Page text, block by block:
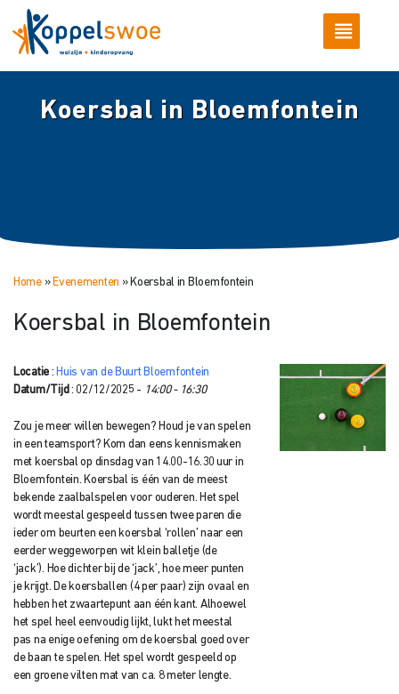
Koersbal in Bloemfontein
Home» Evenementen » Koersbal in Bloemfontein
Koersbal in Bloemfontein
Locatie : Huis van de Buurt Bloemfontein
Datum/Tijd : 02/12/2025 - 14:00 - 16:30
Zou je meer willen bewegen? Houd je van spelen
in een teamsport? Kom dan eens kennismaken
met koersbal op dinsdag van 14.00-16.30 uur in
Bloemfontein. Koersbal is één van de meest
bekende zaalbalspelen voor ouderen. Het spel
wordt meestal gespeeld tussen twee paren die
ieder om beurten een koersbal ‘rollen’ naar een
eerder weggeworpen wit klein balletje (de
‘jack’). Hoe dichter bij de ‘jack’, hoe meer punten
je krijgt. De koersballen (4 per paar) zijn ovaal en
hebben het zwaartepunt aan één kant. Alhoewel
het spel heel eenvoudig lijkt, lukt het meestal
pas na enige oefening om de koersbal goed over
de baan te spelen. Het spel wordt gespeeld op
een groene vilten mat van ca. 8 meter lengte.